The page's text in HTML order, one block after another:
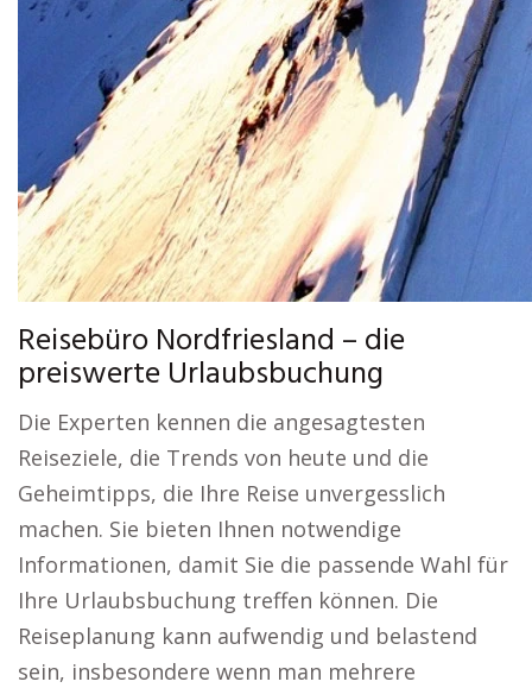
Reisebüro Nordfriesland – die
preiswerte Urlaubsbuchung
Die Experten kennen die angesagtesten
Reiseziele, die Trends von heute und die
Geheimtipps, die Ihre Reise unvergesslich
machen. Sie bieten Ihnen notwendige
Informationen, damit Sie die passende Wahl für
Ihre Urlaubsbuchung treffen können. Die
Reiseplanung kann aufwendig und belastend
sein, insbesondere wenn man mehrere